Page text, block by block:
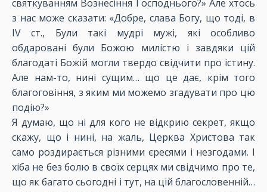
святкуванням Вознесіння Господнього?» Але хтось
з нас може сказати: «Добре, слава Богу, що тоді, в
IV ст., Були такі мудрі мужі, які особливо
обдаровані були Божою милістю і завдяки цій
благодаті Божій могли твердо свідчити про істину.
Але нам-то, нині сущим… що це дає, крім того
благоговіння, з яким ми можемо згадувати про цю
подію?»
Я думаю, що ні для кого не відкрию секрет, якщо
скажу, що і нині, на жаль, Церква Христова так
само роздирається різними єресями і незгодами. І
хіба не без болю в своїх серцях ми свідчимо про те,
що як багато сьогодні і тут, на цій благословенній…